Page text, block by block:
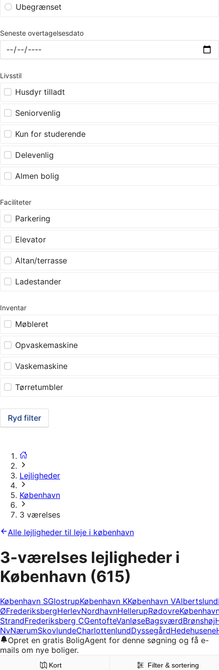
Ubegrænset
Seneste overtagelsesdato
Livsstil
Husdyr tilladt
Seniorvenlig
Kun for studerende
Delevenlig
Almen bolig
Faciliteter
Parkering
Elevator
Altan/terrasse
Ladestander
Inventar
Møbleret
Opvaskemaskine
Vaskemaskine
Tørretumbler
Ryd filter
Lejligheder
København
3 værelses
Alle lejligheder til leje i københavn
3-værelses lejligheder i
København (615)
København SGlostrupKøbenhavn KKøbenhavn VAlbertslund
ØFrederiksbergHerlevNordhavnHellerupRødovre
StrandFrederiksberg CGentofteVanløseBagsværdBrønshøj
NvNærumSkovlundeCharlottenlundDyssegårdHedehusene
Opret en gratis BoligAgent for denne søgning og få e-
mails om nye boliger.
Kort Filter & sortering